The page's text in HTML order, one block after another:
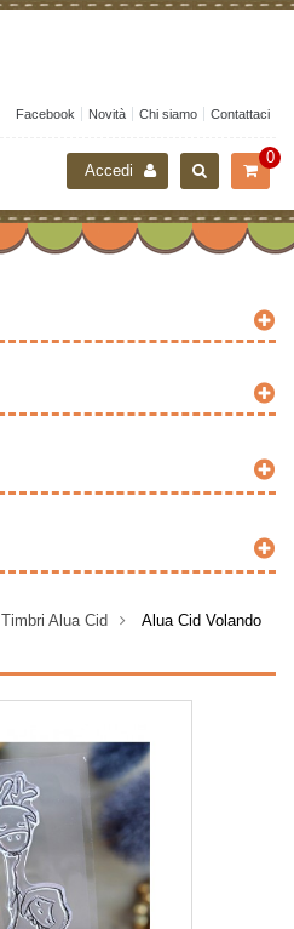
Facebook Novità Chi siamo Contattaci
0
Accedi
Timbri Alua Cid >
Alua Cid Volando